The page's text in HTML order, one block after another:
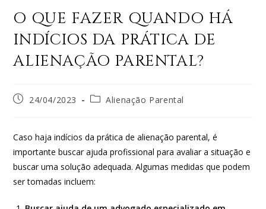
O QUE FAZER QUANDO HÁ
INDÍCIOS DA PRÁTICA DE
ALIENAÇÃO PARENTAL?
24/04/2023 Alienação Parental
Caso haja indícios da prática de alienação parental, é
importante buscar ajuda profissional para avaliar a situação e
buscar uma solução adequada. Algumas medidas que podem
ser tomadas incluem: